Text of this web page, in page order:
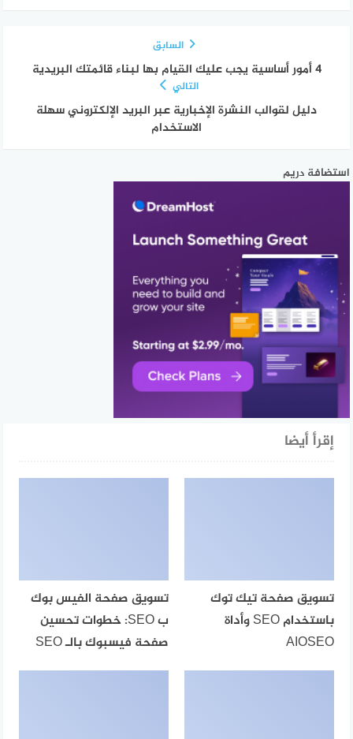
السابق
4 أمور أساسية يجب عليك القيام بها لبناء قائمتك البريدية
التالي
دليل لقوالب النشرة الإخبارية عبر البريد الإلكتروني سهلة
الاستخدام
استضافة دريم
إقرأ أيضا
تسويق صفحة تيك توك
باستخدام SEO وأداة
AIOSEO
تسويق صفحة الفيس بوك
ب SEO: خطوات تحسين
صفحة فيسبوك بالـ SEO